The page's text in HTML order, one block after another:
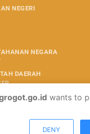
NEGERI
NEGARA
DAERAH
wants to
DENY